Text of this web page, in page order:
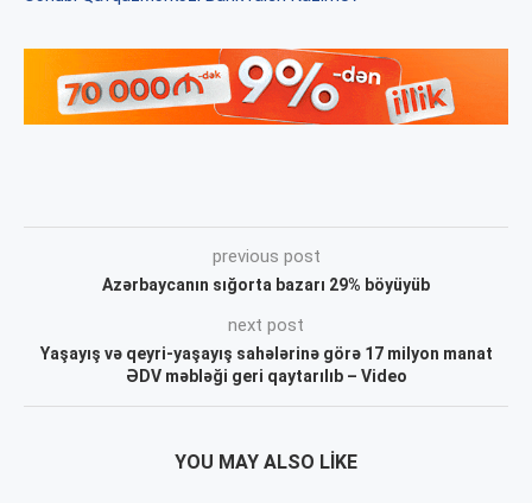
previous post
Azərbaycanın sığorta bazarı 29% böyüyüb
next post
Yaşayış və qeyri-yaşayış sahələrinə görə 17 milyon manat
ƏDV məbləği geri qaytarılıb – Video
YOU MAY ALSO LIKE